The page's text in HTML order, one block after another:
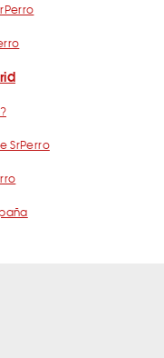
?
SrPerro